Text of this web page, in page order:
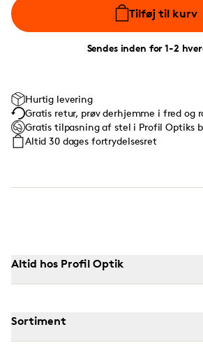
Tilføj til kurv
Sendes inden for 1-2
Hurtig levering
Gratis retur, prøv derhjemme i fred og
Gratis tilpasning af stel i Profil Optiks
Altid 30 dages fortrydelsesret
Altid hos Profil Optik
Sortiment